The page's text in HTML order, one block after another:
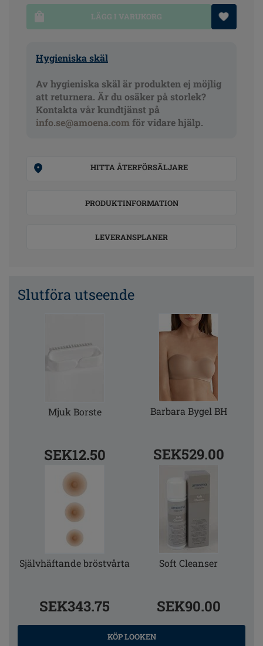
LÄGG I VARUKORG
Hygieniska skäl
Av hygieniska skäl är produkten ej möjlig
att returnera. Är du osäker på storlek?
Kontakta vår kundtjänst på
info.se@amoena.com för vidare hjälp.
HITTA ÅTERFÖRSÄLJARE
PRODUKTINFORMATION
LEVERANSPLANER
Slutföra utseende
Mjuk Borste
SEK12.50
Barbara Bygel BH
SEK529.00
Självhäftande bröstvårta
SEK343.75
Soft Cleanser
SEK90.00
KÖP LOOKEN